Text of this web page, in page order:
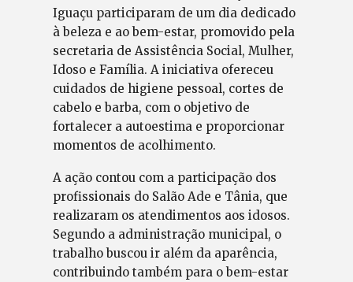
Iguaçu participaram de um dia dedicado
à beleza e ao bem-estar, promovido pela
secretaria de Assistência Social, Mulher,
Idoso e Família. A iniciativa ofereceu
cuidados de higiene pessoal, cortes de
cabelo e barba, com o objetivo de
fortalecer a autoestima e proporcionar
momentos de acolhimento.
A ação contou com a participação dos
profissionais do Salão Ade e Tânia, que
realizaram os atendimentos aos idosos.
Segundo a administração municipal, o
trabalho buscou ir além da aparência,
contribuindo também para o bem-estar